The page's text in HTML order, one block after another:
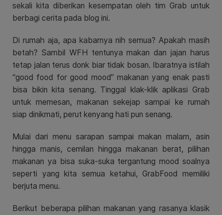
sekali kita diberikan kesempatan oleh tim Grab untuk
berbagi cerita pada blog ini.
Di rumah aja, apa kabarnya nih semua? Apakah masih
betah? Sambil WFH tentunya makan dan jajan harus
tetap jalan terus donk biar tidak bosan. Ibaratnya istilah
“good food for good mood” makanan yang enak pasti
bisa bikin kita senang. Tinggal klak-klik aplikasi Grab
untuk memesan, makanan sekejap sampai ke rumah
siap dinikmati, perut kenyang hati pun senang.
Mulai dari menu sarapan sampai makan malam, asin
hingga manis, cemilan hingga makanan berat, pilihan
makanan ya bisa suka-suka tergantung mood soalnya
seperti yang kita semua ketahui, GrabFood memiliki
berjuta menu.
Berikut beberapa pilihan makanan yang rasanya klasik